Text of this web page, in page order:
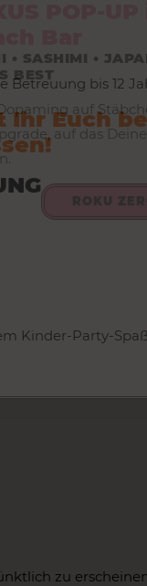
Betreuung bis 12
Ihr Euch
Kinder-Party-
zu
• SASHIMI •
BEST
auf
auf das
ROKU